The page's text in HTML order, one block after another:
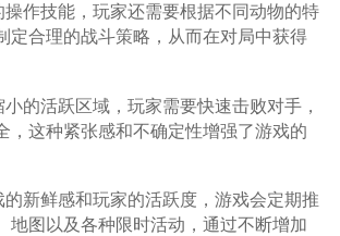
操作技能，玩家还需要根据不同动物的特
定合理的战斗策略，从而在对局中获得
小的活跃区域，玩家需要快速击败对手，
，这种紧张感和不确定性增强了游戏的
的新鲜感和玩家的活跃度，游戏会定期推
地图以及各种限时活动，通过不断增加